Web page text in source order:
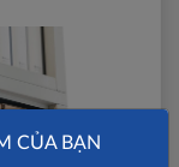
CỦA BẠN